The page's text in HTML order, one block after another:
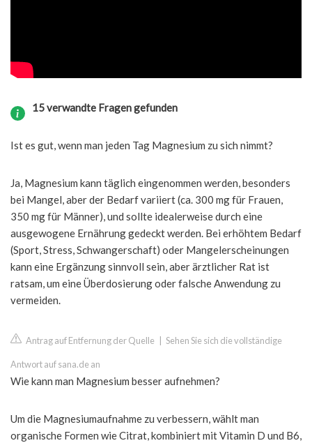
15 verwandte Fragen gefunden
Ist es gut, wenn man jeden Tag Magnesium zu sich nimmt?
Ja, Magnesium kann täglich eingenommen werden, besonders
bei Mangel, aber der Bedarf variiert (ca. 300 mg für Frauen,
350 mg für Männer), und sollte idealerweise durch eine
ausgewogene Ernährung gedeckt werden. Bei erhöhtem Bedarf
(Sport, Stress, Schwangerschaft) oder Mangelerscheinungen
kann eine Ergänzung sinnvoll sein, aber ärztlicher Rat ist
ratsam, um eine Überdosierung oder falsche Anwendung zu
vermeiden.
Antrag auf Entfernung der Quelle Sehen Sie sich die vollständige
Antwort auf sana.de an
Wie kann man Magnesium besser aufnehmen?
Um die Magnesiumaufnahme zu verbessern, wählt man
organische Formen wie Citrat, kombiniert mit Vitamin D und B6,